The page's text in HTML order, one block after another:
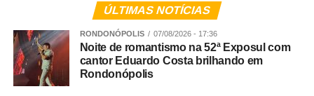
Programação 52º Exposul – quinta-feira – 06/08
6h – Ordenha Oficial do 32º Torneio Leiteiro – Pavilhão
Pedro Neves
ÚLTIMAS NOTÍCIAS
RONDONÓPOLIS 07/08/2026 - 17:36
Noite de romantismo na 52ª Exposul com
cantor Eduardo Costa brilhando em
Rondonópolis